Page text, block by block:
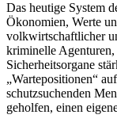
Das heutige System
Ökonomien, Werte
volkwirtschaftlicher
kriminelle
Sicherheitsorgane
„Wartepositionen“
schutzsuchenden
geholfen, einen